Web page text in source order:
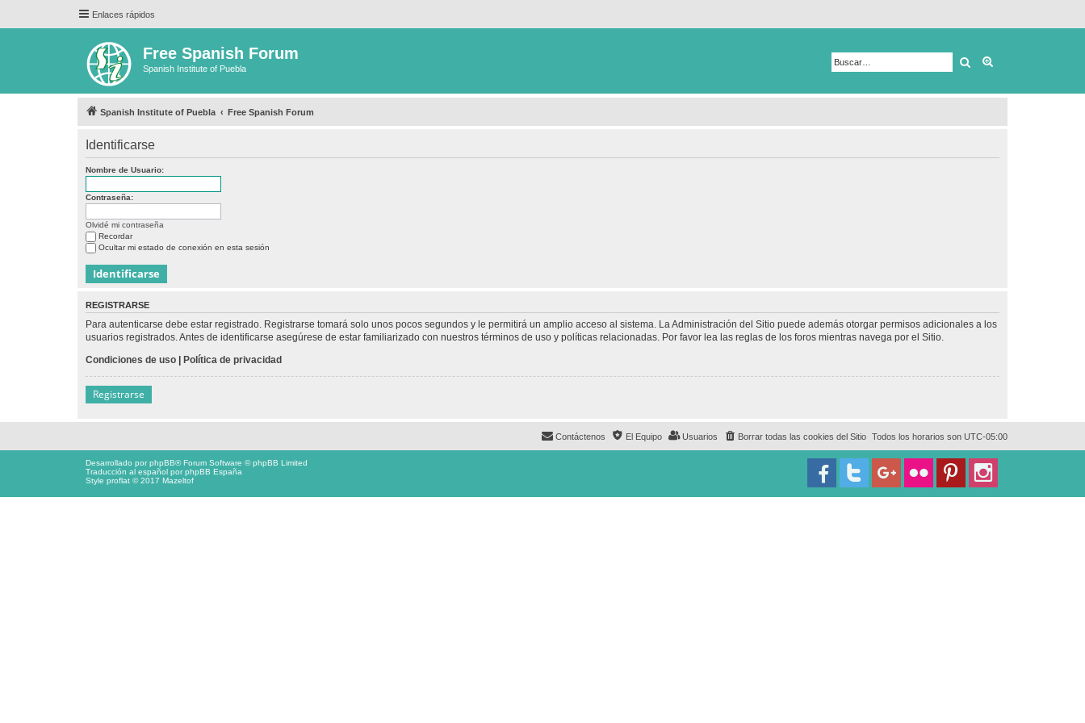
Enlaces rápidos
Free Spanish Forum
Spanish Institute of Puebla Buscar
Spanish Institute of Puebla Free Spanish Forum
Identificarse
Nombre de Usuario:
Contraseña:
Olvidé mi contraseña
Recordar
Ocultar mi estado de conexión en esta sesión
REGISTRARSE
Para autenticarse debe estar registrado. Registrarse tomará solo unos pocos segundos y le permitirá un amplio acceso al sistema. La Administración del Sitio puede además otorgar permisos adicionales a los
usuarios registrados. Antes de identificarse asegúrese de estar familiarizado con nuestros términos de uso y políticas relacionadas. Por favor lea las reglas de los foros mientras navega por el Sitio.
Condiciones de uso | Política de privacidad
Registrarse
Todos los horarios son UTC-05:00
Borrar todas las cookies del Sitio
Usuarios
El Equipo
Contáctenos
Desarrollado porphpBB® Forum Software © phpBB Limited
Traducción al español porphpBB España
Style proflat © 2017 Mazeltof